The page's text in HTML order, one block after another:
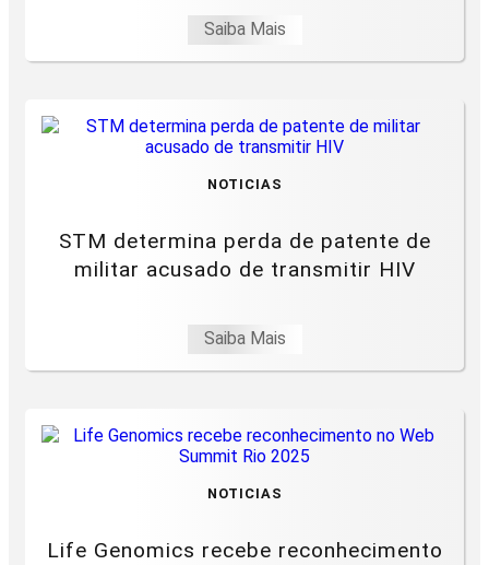
Saiba Mais
NOTICIAS
STM determina perda de patente de
militar acusado de transmitir HIV
Saiba Mais
NOTICIAS
Life Genomics recebe reconhecimento